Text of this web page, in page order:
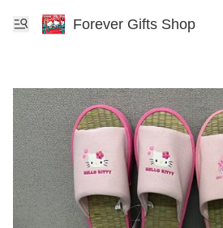
Forever Gifts Shop